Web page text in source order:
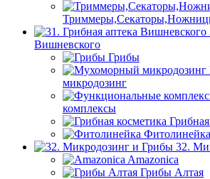
Вишневского
Грибы
микродозинг
комплексы
Фитолинейка
32.
Amazonica
Грибы Алтая